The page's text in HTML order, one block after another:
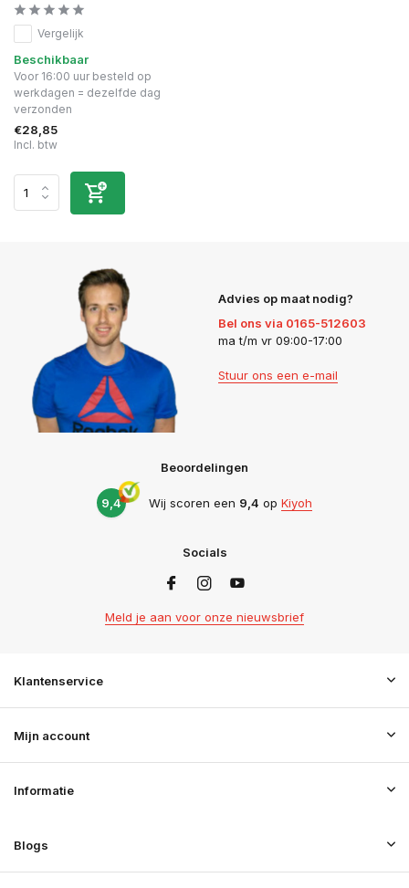
Vergelijk
Beschikbaar
Voor 16:00 uur besteld op
werkdagen = dezelfde dag
verzonden
€28,85
Incl. btw
Advies op maat nodig?
Bel ons via 0165-512603
ma t/m vr 09:00-17:00
Stuur ons een e-mail
Beoordelingen
9,4 Wij scoren een 9,4 op Kiyoh
Socials
Meld je aan voor onze nieuwsbrief
Klantenservice
Mijn account
Informatie
Blogs